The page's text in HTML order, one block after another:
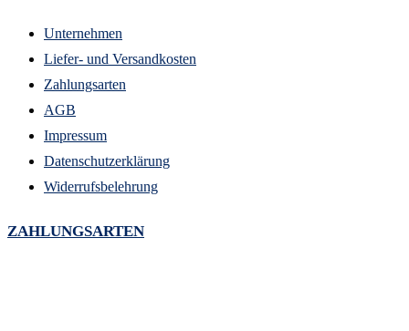
Unternehmen
Liefer- und Versandkosten
Zahlungsarten
AGB
Impressum
Datenschutzerklärung
Widerrufsbelehrung
ZAHLUNGSARTEN